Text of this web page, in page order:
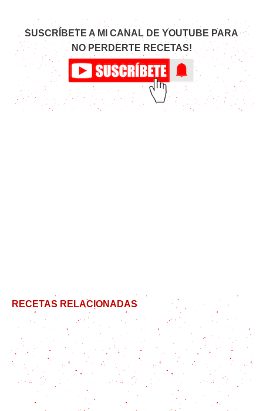
SUSCRÍBETE A MI CANAL DE YOUTUBE PARA
NO PERDERTE RECETAS!
RECETAS RELACIONADAS
Hamburguesas rellenas de queso, de MUCHO
queso
Paso a paso para hacer la mejor birria de res